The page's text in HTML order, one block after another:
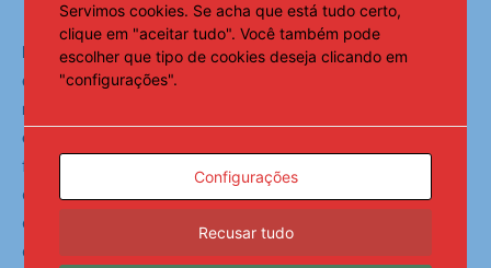
Entre os indicadores que apresentaram retrocessos,
divulgados no documento, está o da violência contra as
mulheres, baseada em gênero, que continua a ser grave
e crescente.
feminicídio foi de 1.350. E em 2024, cresceu para 1.492, o
que representou 142 casos de feminicídio a mais, na
comparação 2020-2024. O número vai na contramão da
queda geral das mortes violentas intencionais (que inclui
Servimos cookies. Se acha que está tudo certo,
clique em "aceitar tudo". Você também pode
escolher que tipo de cookies deseja clicando em
"configurações".
Configurações
Recusar tudo